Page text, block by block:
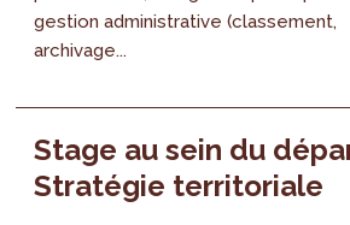
gestion administrative (classement,
archivage...
Stage au sein du
Stratégie territoriale